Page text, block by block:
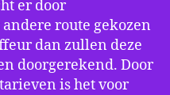
er door
route gekozen
dan zullen deze
doorgerekend. Door
is het voor